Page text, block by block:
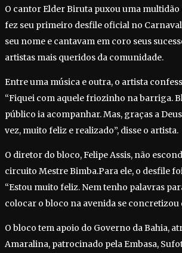
O cantor Elder Biruta puxou uma multidão
fez seu primeiro desfile oficial no
seu nome e cantavam em coro seus
artistas mais queridos da comunidade.
Entre uma música e outra, o artista
“Fiquei com aquele friozinho na barriga.
público ia acompanhar. Mas, graças a
vez, muito feliz e realizado”, disse o artista.
O diretor do bloco, Felipe Assis, não
circuito Mestre Bimba.Para ele, o desfile
“Estou muito feliz. Nem tenho palavras
colocar o bloco na avenida se
O bloco tem apoio do Governo da Bahia,
Amaralina, patrocinado pela Embasa,